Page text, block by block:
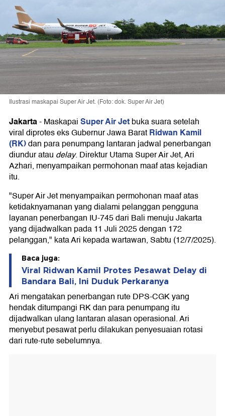
Ilustrasi maskapai Super Air Jet. (Foto: dok. Super Air Jet)
Jakarta-MaskapaiSuper Air Jetbuka suara setelah
viral diprotes eks Gubernur Jawa BaratRidwan Kamil
(RK)dan para penumpang lantaran jadwal penerbangan
diundur atau delay. Direktur Utama Super Air Jet, Ari
Azhari, menyampaikan permohonan maaf atas kejadian
itu.
"Super Air Jet menyampaikan permohonan maaf atas
ketidaknyamanan yang dialami pelanggan pengguna
layanan penerbangan IU-745 dari Bali menuju Jakarta
yang dijadwalkan pada 11 Juli 2025 dengan 172
pelanggan," kata Ari kepada wartawan, Sabtu (12/7/2025).
Baca juga:
Viral Ridwan Kamil Protes Pesawat Delay di
Bandara Bali, Ini Duduk Perkaranya
Ari mengatakan penerbangan rute DPS-CGK yang
hendak ditumpangi RK dan para penumpang itu
dijadwalkan ulang lantaran alasan operasional. Ari
menyebut pesawat perlu dilakukan penyesuaian rotasi
dari rute-rute sebelumnya.